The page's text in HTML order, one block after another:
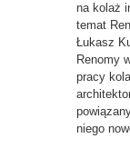
na kolaż
temat
Łukasz
Renomy
pracy
niego